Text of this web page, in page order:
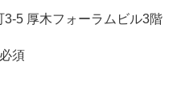
3-5 厚木フォーラムビル3階
須